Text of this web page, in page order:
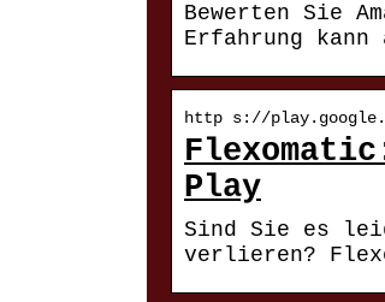
Bewerten Sie
Erfahrung
http s://
Play
Sind Sie es
verlieren?